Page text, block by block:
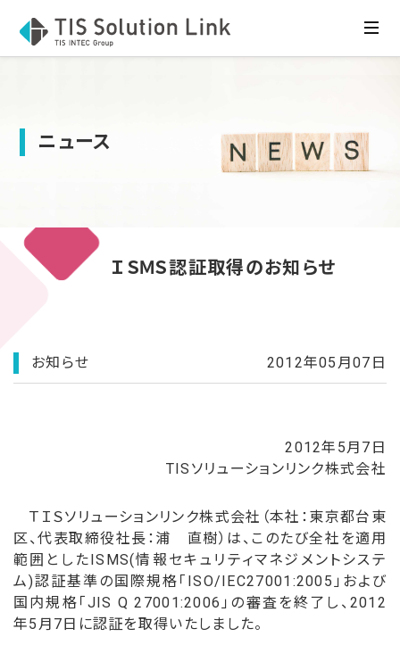
ニュース
ＩＳＭＳ認証取得のお知らせ
お知らせ 2012年05月07日
2012年5月7日
TISソリューションリンク株式会社
ＴＩＳソリューションリンク株式会社（本社：東京都台東
区、代表取締役社長：浦 直樹）は、このたび全社を適用
範囲としたISMS(情報セキュリティマネジメントシステ
ム)認証基準の国際規格「ISO/IEC27001:2005」および
国内規格「JIS Q 27001:2006」の審査を終了し、2012
年5月7日に認証を取得いたしました。